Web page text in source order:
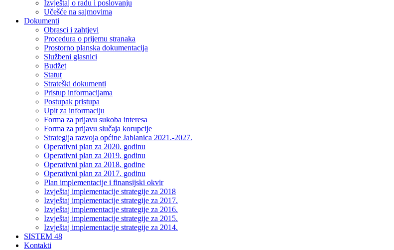
Izvještaj o radu i poslovanju
Učešće na sajmovima
Dokumenti
Obrasci i zahtjevi
Procedura o prijemu stranaka
Prostorno planska dokumentacija
Službeni glasnici
Budžet
Statut
Strateški dokumenti
Pristup informacijama
Postupak pristupa
Upit za informaciju
Forma za prijavu sukoba interesa
Forma za prijavu slučaja korupcije
Strategija razvoja općine Jablanica 2021.-2027.
Operativni plan za 2020. godinu
Operativni plan za 2019. godinu
Operativni plan za 2018. godine
Operativni plan za 2017. godinu
Plan implementacije i finansijski okvir
Izvještaj implementacije strategije za 2018
Izvještaj implementacije strategije za 2017.
Izvještaj implementacije strategije za 2016.
Izvještaj implementacije strategije za 2015.
Izvještaj implementacije strategije za 2014.
SISTEM 48
Kontakti